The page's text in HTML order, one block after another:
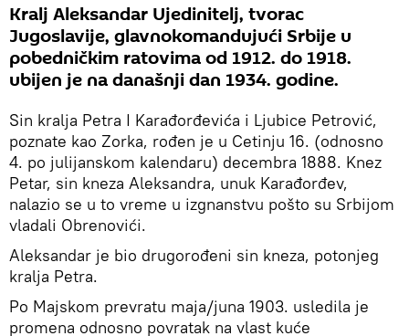
Kralj Aleksandar Ujedinitelj, tvorac
Jugoslavije, glavnokomandujući Srbije u
pobedničkim ratovima od 1912. do 1918.
ubijen je na današnji dan 1934. godine.
Sin kralja Petra I Karađorđevića i Ljubice Petrović,
poznate kao Zorka, rođen je u Cetinju 16. (odnosno
4. po julijanskom kalendaru) decembra 1888. Knez
Petar, sin kneza Aleksandra, unuk Karađorđev,
nalazio se u to vreme u izgnanstvu pošto su Srbijom
vladali Obrenovići.
Aleksandar je bio drugorođeni sin kneza, potonjeg
kralja Petra.
Po Majskom prevratu maja/juna 1903. usledila je
promena odnosno povratak na vlast kuće